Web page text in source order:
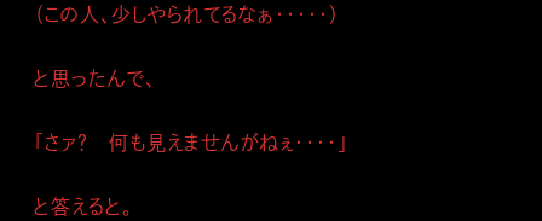
（この人、少しやられてるなぁ・・・・・）
と思ったんで、
「さァ？ 何も見えませんがねぇ・・・・」
と答えると。